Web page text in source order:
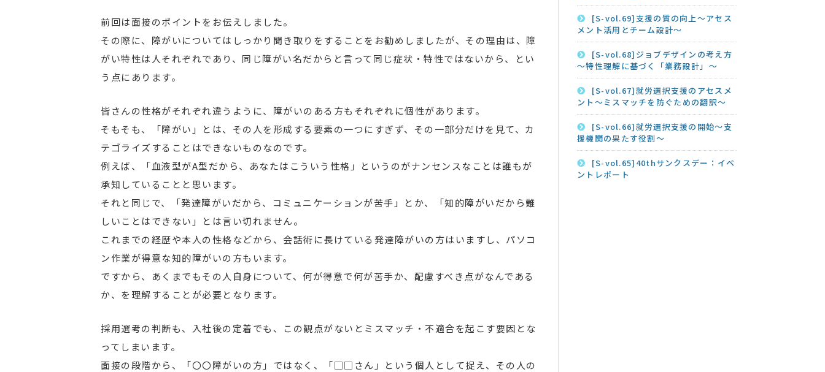
前回は面接のポイントをお伝えしました。
その際に、障がいについてはしっかり聞き取りをすることをお勧めしましたが、その理由は、障
がい特性は人それぞれであり、同じ障がい名だからと言って同じ症状・特性ではないから、とい
う点にあります。
皆さんの性格がそれぞれ違うように、障がいのある方もそれぞれに個性があります。
そもそも、「障がい」とは、その人を形成する要素の一つにすぎず、その一部分だけを見て、カ
テゴライズすることはできないものなのです。
例えば、「血液型がA型だから、あなたはこういう性格」というのがナンセンスなことは誰もが
承知していることと思います。
それと同じで、「発達障がいだから、コミュニケーションが苦手」とか、「知的障がいだから難
しいことはできない」とは言い切れません。
これまでの経歴や本人の性格などから、会話術に長けている発達障がいの方はいますし、パソコ
ン作業が得意な知的障がいの方もいます。
ですから、あくまでもその人自身について、何が得意で何が苦手か、配慮すべき点がなんである
か、を理解することが必要となります。
採用選考の判断も、入社後の定着でも、この観点がないとミスマッチ・不適合を起こす要因とな
ってしまいます。
面接の段階から、「〇〇障がいの方」ではなく、「□□さん」という個人として捉え、その人の
[S-vol.69]支援の質の向上～アセス
メント活用とチーム設計～
[S-vol.68]ジョブデザインの考え方
～特性理解に基づく「業務設計」～
[S-vol.67]就労選択支援のアセスメ
ント～ミスマッチを防ぐための翻訳～
[S-vol.66]就労選択支援の開始～支
援機関の果たす役割～
[S-vol.65]40thサンクスデー：イベ
ントレポート